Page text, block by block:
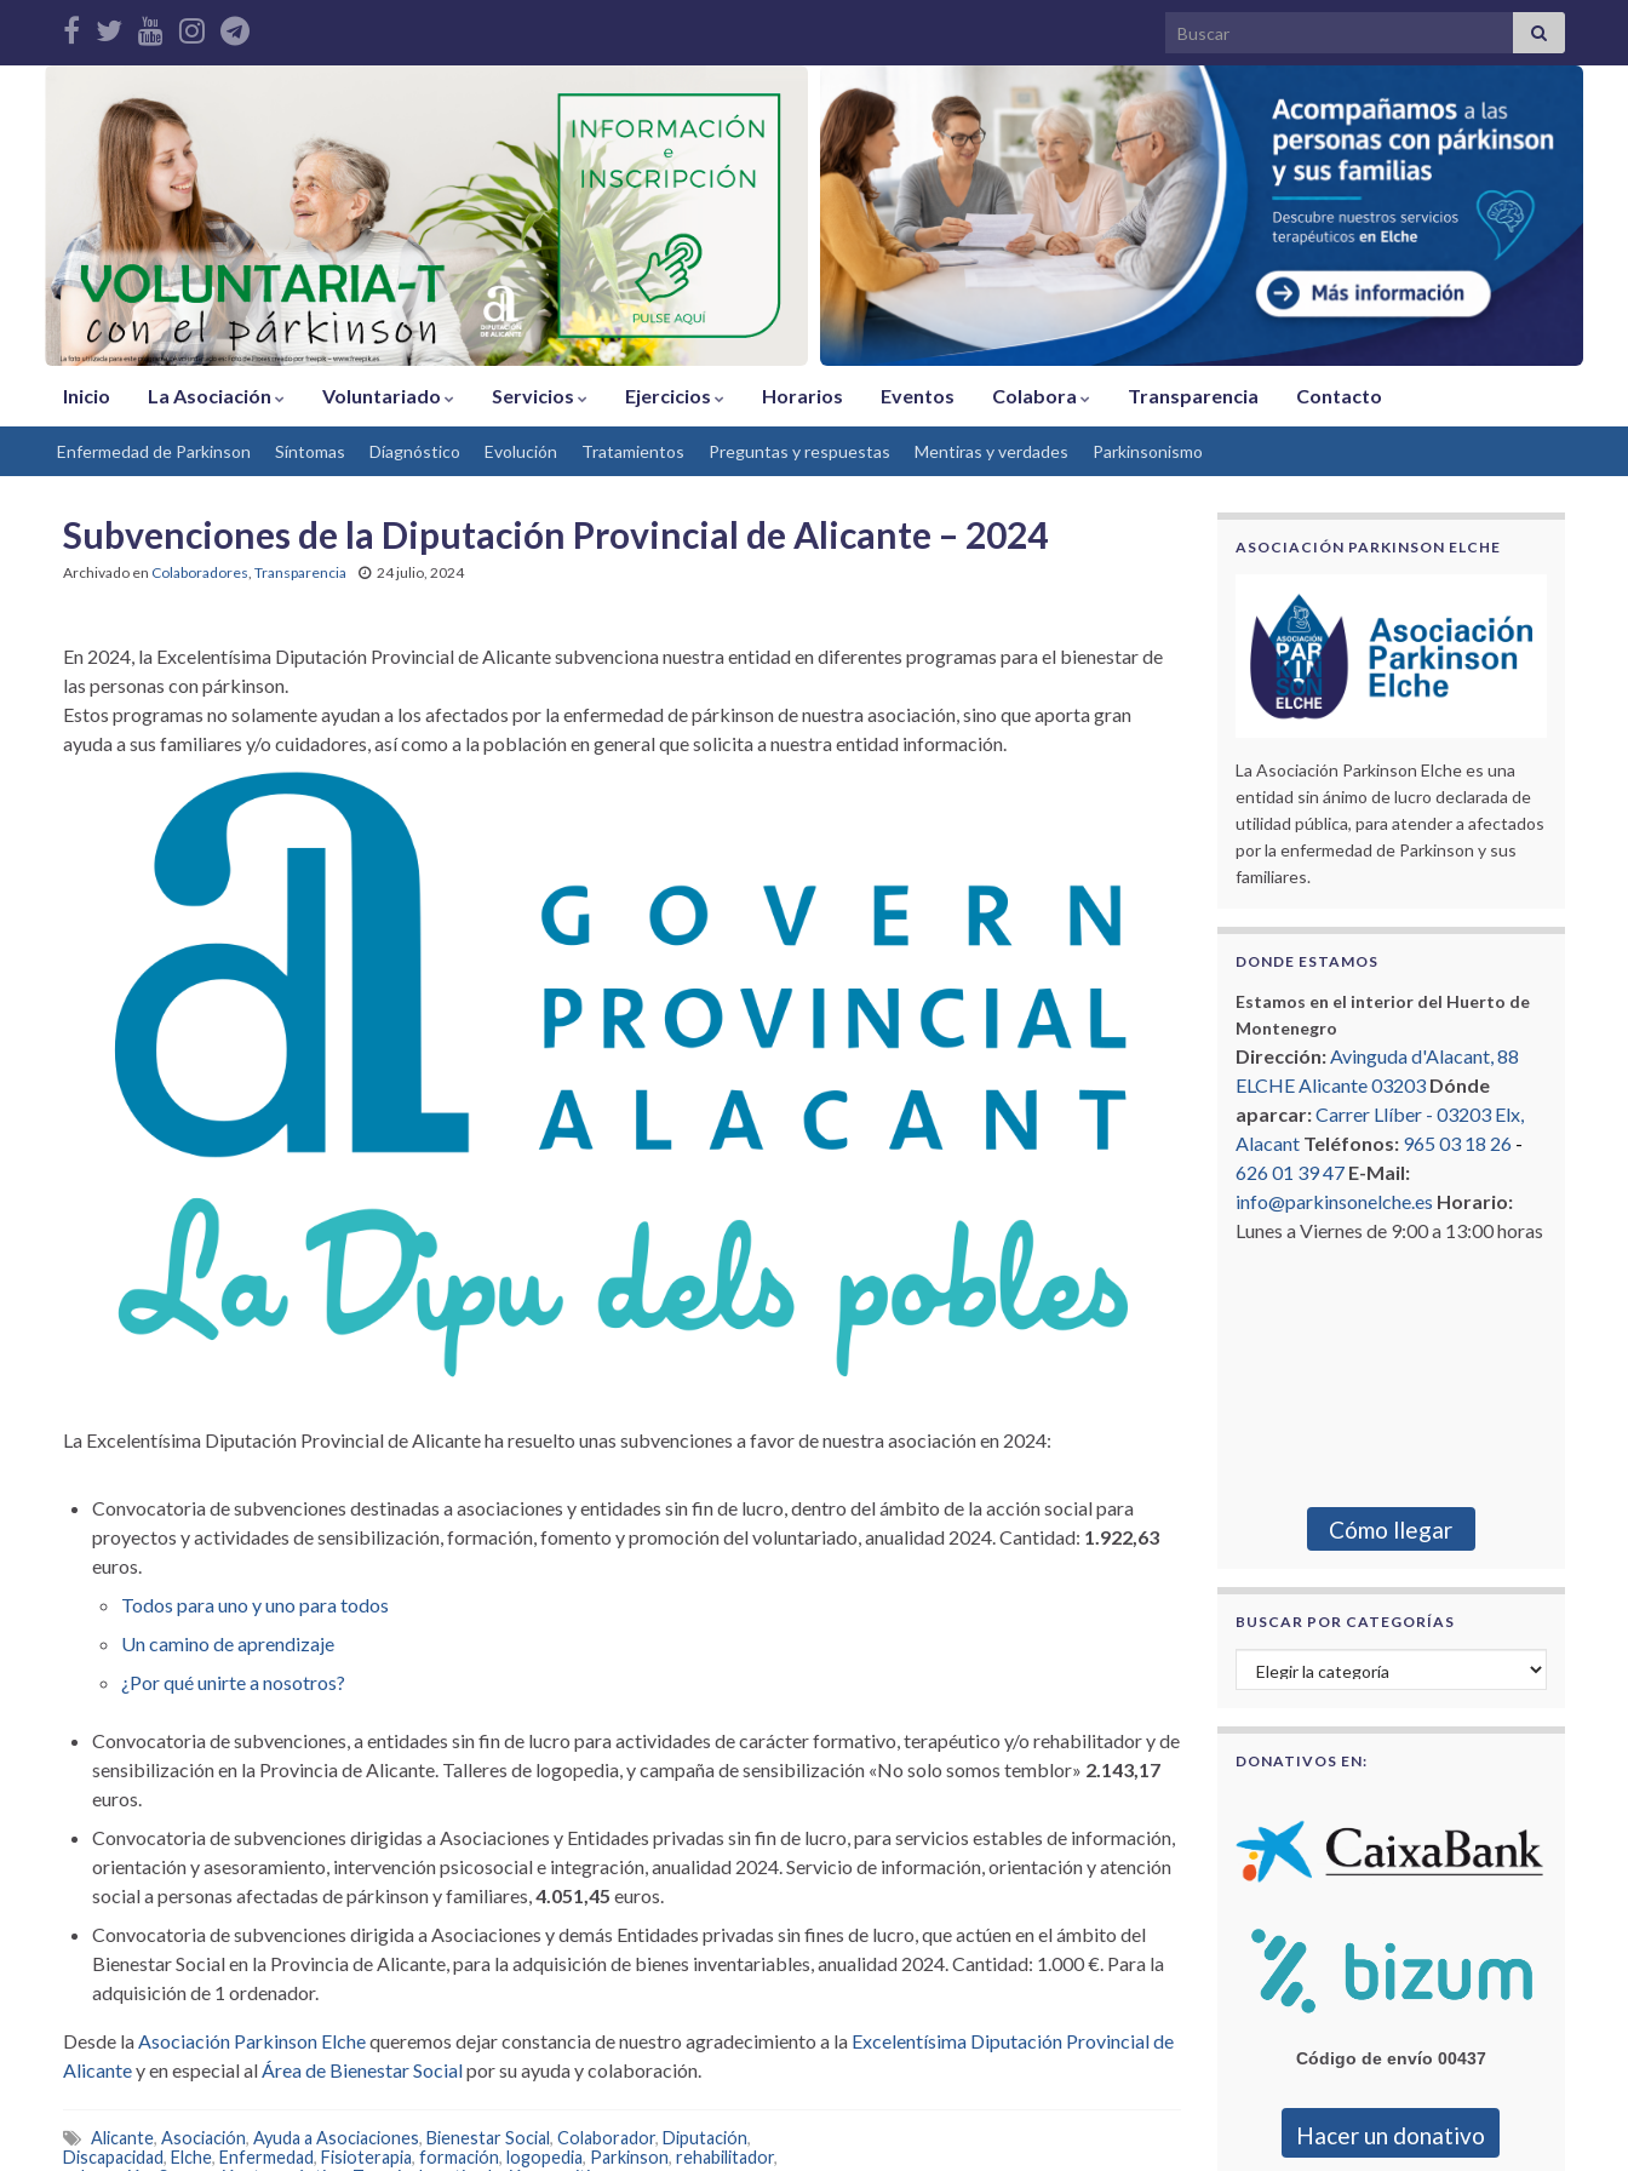
Search for:
Inicio La Asociación Voluntariado Servicios Ejercicios Horarios Eventos Colabora Transparencia Contacto
Enfermedad de Parkinson Síntomas Díagnóstico Evolución Tratamientos Preguntas y respuestas Mentiras y verdades Parkinsonismo
Subvenciones de la Diputación Provincial de Alicante – 2024
Archivado en Colaboradores, Transparencia 24 julio, 2024
En 2024, la Excelentísima Diputación Provincial de Alicante subvenciona nuestra entidad en diferentes programas para el bienestar de
las personas con párkinson.
Estos programas no solamente ayudan a los afectados por la enfermedad de párkinson de nuestra asociación, sino que aporta gran
ayuda a sus familiares y/o cuidadores, así como a la población en general que solicita a nuestra entidad información.
La Excelentísima Diputación Provincial de Alicante ha resuelto unas subvenciones a favor de nuestra asociación en 2024:
Convocatoria de subvenciones destinadas a asociaciones y entidades sin fin de lucro, dentro del ámbito de la acción social para
proyectos y actividades de sensibilización, formación, fomento y promoción del voluntariado, anualidad 2024. Cantidad: 1.922,63
euros.
Todos para uno y uno para todos
Un camino de aprendizaje
¿Por qué unirte a nosotros?
Convocatoria de subvenciones, a entidades sin fin de lucro para actividades de carácter formativo, terapéutico y/o rehabilitador y de
sensibilización en la Provincia de Alicante. Talleres de logopedia, y campaña de sensibilización «No solo somos temblor» 2.143,17
euros.
Convocatoria de subvenciones dirigidas a Asociaciones y Entidades privadas sin fin de lucro, para servicios estables de información,
orientación y asesoramiento, intervención psicosocial e integración, anualidad 2024. Servicio de información, orientación y atención
social a personas afectadas de párkinson y familiares,4.051,45 euros.
Convocatoria de subvenciones dirigida a Asociaciones y demás Entidades privadas sin fines de lucro, que actúen en el ámbito del
Bienestar Social en la Provincia de Alicante, para la adquisición de bienes inventariables, anualidad 2024. Cantidad: 1.000 €. Para la
adquisición de 1 ordenador.
Desde laAsociación Parkinson Elchequeremos dejar constancia de nuestro agradecimiento a la Excelentísima Diputación Provincial de
Alicantey en especial alÁrea de Bienestar Socialpor su ayuda y colaboración.
Alicante, Asociación, Ayuda a Asociaciones, Bienestar Social, Colaborador, Diputación,
Discapacidad, Elche, Enfermedad, Fisioterapia, formación, logopedia, Parkinson, rehabilitador,
ASOCIACIÓN PARKINSON ELCHE
La Asociación Parkinson Elche es una
entidad sin ánimo de lucro declarada de
utilidad pública, para atender a afectados
por la enfermedad de Parkinson y sus
familiares.
DONDE ESTAMOS
Estamos en el interior del Huerto de
Montenegro
Dirección:Avinguda d'Alacant, 88
ELCHE Alicante 03203 Dónde
aparcar:Carrer Llíber - 03203 Elx,
Alacant Teléfonos: 965 03 18 26-
626 01 39 47 E-Mail:
info@parkinsonelche.es Horario:
Lunes a Viernes de 9:00 a 13:00 horas
Cómo llegar
BUSCAR POR CATEGORÍAS
Buscar por categorías
DONATIVOS EN:
Código de envío 00437
Hacer un donativo